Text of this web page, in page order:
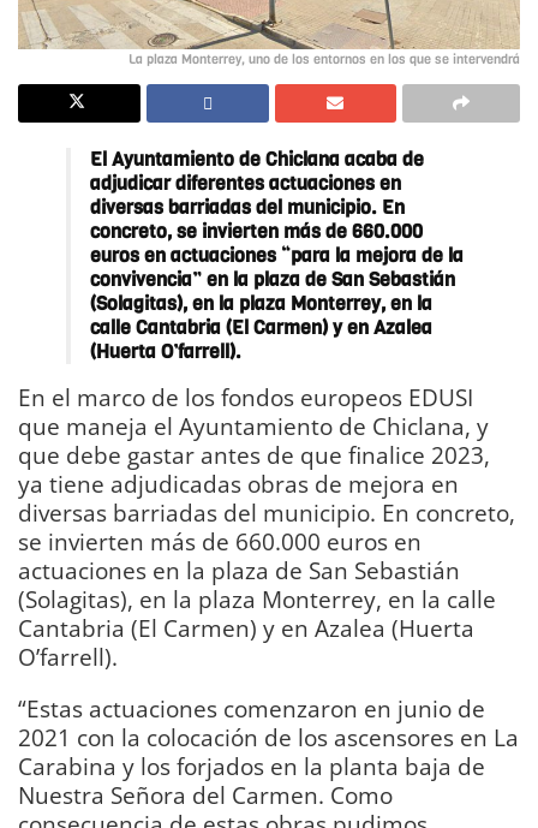
La plaza Monterrey, uno de los entornos en los que se intervendrá
El Ayuntamiento de Chiclana acaba de
adjudicar diferentes actuaciones en
diversas barriadas del municipio. En
concreto, se invierten más de 660.000
euros en actuaciones “para la mejora de la
convivencia” en la plaza de San Sebastián
(Solagitas), en la plaza Monterrey, en la
calle Cantabria (El Carmen) y en Azalea
(Huerta O’farrell).
En el marco de los fondos europeos EDUSI
que maneja el Ayuntamiento de Chiclana, y
que debe gastar antes de que finalice 2023,
ya tiene adjudicadas obras de mejora en
diversas barriadas del municipio. En concreto,
se invierten más de 660.000 euros en
actuaciones en la plaza de San Sebastián
(Solagitas), en la plaza Monterrey, en la calle
Cantabria (El Carmen) y en Azalea (Huerta
O’farrell).
“Estas actuaciones comenzaron en junio de
2021 con la colocación de los ascensores en La
Carabina y los forjados en la planta baja de
Nuestra Señora del Carmen. Como